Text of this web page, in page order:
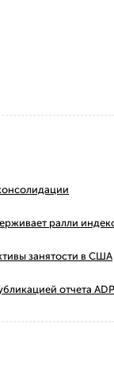
ралли
занятости в США
отчета ADP